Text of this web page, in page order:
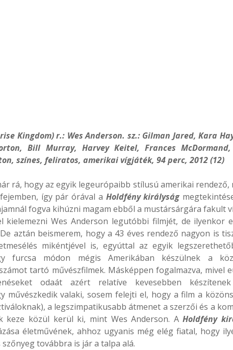
Kingdom) r.: Wes Anderson. sz.: Gilman Jared, Kara
Bill Murray, Harvey Keitel, Frances McDormand,
színes, feliratos, amerikai vígjáték, 94 perc, 2012 (12)
rá, hogy az egyik legeurópaibb stílusú amerikai rendező,
így pár órával a Holdfény királyság
fogva kihúzni magam ebből a mustársárgára fakult
kielemezni Wes Anderson legutóbbi filmjét, de ilyenkor
aztán beismerem, hogy a 43 éves rendező nagyon is
mikéntjével is, egyúttal az egyik
furcsa módon mégis Amerikában készülnek a
tartó művészfilmek. Másképpen fogalmazva, mivel
odaát azért relatíve kevesebben
művészkedik valaki, sosem felejti el, hogy a film a
a legszimpatikusabb átmenet a szerzői és a
keze közül kerül ki, mint Wes Anderson. AHoldfény
életművének, ahhoz ugyanis még elég fiatal, hogy
továbbra is jár a talpa alá.